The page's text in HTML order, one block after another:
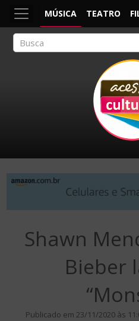
MÚSICA TEATRO
Shawn
Bieber
Publicado em 23/11/2020 às